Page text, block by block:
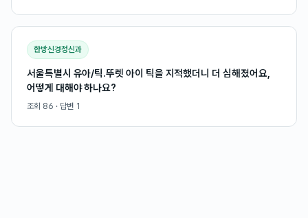
한방신경정신과
서울특별시 유아/틱.뚜렛 아이 틱을 지적했더니 더 심해졌어요,
어떻게 대해야 하나요?
조회 86 · 답변 1